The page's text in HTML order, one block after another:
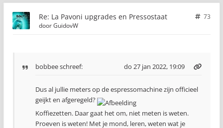
Re: La Pavoni upgrades en Pressostaat
73
doorGuidovW
bobbeeschreef: do 27 jan 2022, 19:09
Dus al jullie meters op de espressomachine zijn officieel
geijkt en afgeregeld?
Koffiezetten. Daar gaat het om, niet meten is weten.
Proeven is weten! Met je mond, leren, weten wat je